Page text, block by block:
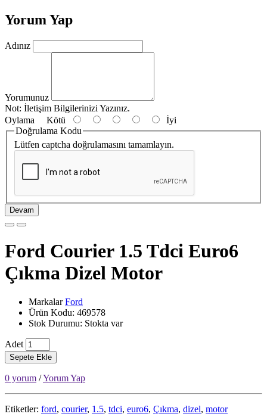
Yorum Yap
Adınız
Yorumunuz
Not: İletişim Bilgilerinizi Yazınız.
Oylama Kötü
İyi
Doğrulama Kodu
Lütfen captcha doğrulamasını tamamlayın.
Devam
Ford Courier 1.5 Tdci Euro6
Çıkma Dizel Motor
MarkalarFord
Ürün Kodu: 469578
Stok Durumu: Stokta var
Adet
Sepete Ekle
0 yorum /Yorum Yap
Etiketler: ford, courier, 1.5, tdci, euro6, Çıkma, dizel, motor